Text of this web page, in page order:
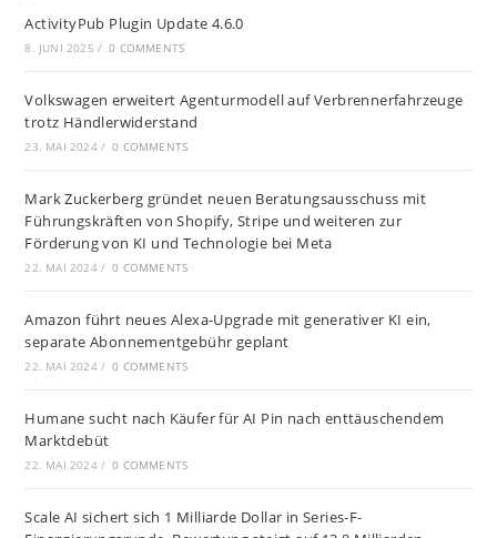
ActivityPub Plugin Update 4.6.0
8. JUNI 2025 / 0 COMMENTS
Volkswagen erweitert Agenturmodell auf Verbrennerfahrzeuge
trotz Händlerwiderstand
23. MAI 2024 / 0 COMMENTS
Mark Zuckerberg gründet neuen Beratungsausschuss mit
Führungskräften von Shopify, Stripe und weiteren zur
Förderung von KI und Technologie bei Meta
22. MAI 2024 / 0 COMMENTS
Amazon führt neues Alexa-Upgrade mit generativer KI ein,
separate Abonnementgebühr geplant
22. MAI 2024 / 0 COMMENTS
Humane sucht nach Käufer für AI Pin nach enttäuschendem
Marktdebüt
22. MAI 2024 / 0 COMMENTS
Scale AI sichert sich 1 Milliarde Dollar in Series-F-